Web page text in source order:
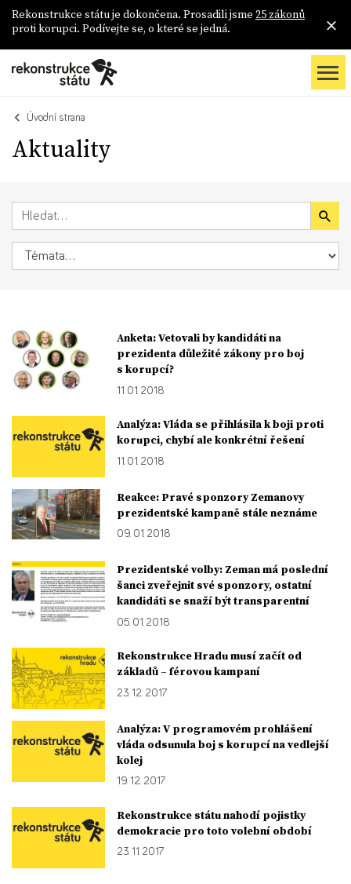
Rekonstrukce státu je dokončena. Prosadili jsme 25 zákonů
proti korupci. Podívejte se, o které se jedná.
Úvodní strana
Aktuality
Anketa: Vetovali by kandidáti na
prezidenta důležité zákony pro boj
s korupcí?
11. 01. 2018
Analýza: Vláda se přihlásila k boji proti
korupci, chybí ale konkrétní řešení
11. 01. 2018
Reakce: Pravé sponzory Zemanovy
prezidentské kampaně stále neznáme
09. 01. 2018
Prezidentské volby: Zeman má poslední
šanci zveřejnit své sponzory, ostatní
kandidáti se snaží být transparentní
05. 01. 2018
Rekonstrukce Hradu musí začít od
základů – férovou kampaní
23. 12. 2017
Analýza: V programovém prohlášení
vláda odsunula boj s korupcí na vedlejší
kolej
19. 12. 2017
Rekonstrukce státu nahodí pojistky
demokracie pro toto volební období
23. 11. 2017